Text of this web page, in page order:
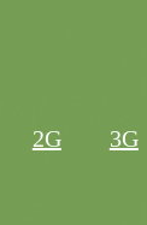
2G 3G